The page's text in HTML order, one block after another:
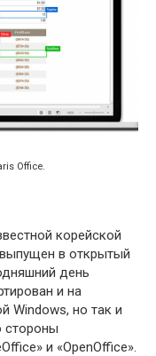
Office.
корейской
в открытый
день
и на
Windows, но так и
стороны
и «OpenOffice».